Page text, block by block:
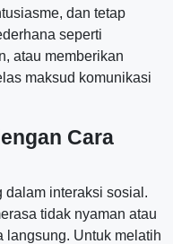
dan tetap
seperti
atau memberikan
maksud komunikasi
Cara
dalam interaksi sosial.
tidak nyaman atau
langsung. Untuk melatih